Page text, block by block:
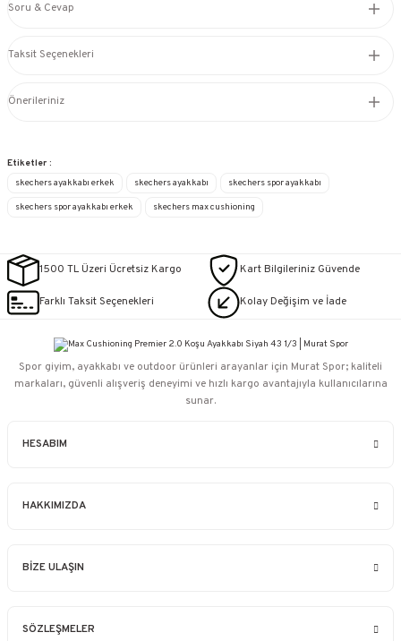
Soru & Cevap
Taksit Seçenekleri
Önerileriniz
Etiketler :
skechers ayakkabı erkek
skechers ayakkabı skechers spor ayakkabı
skechers spor ayakkabı erkek skechers max cushioning
1500 TL Üzeri Ücretsiz Kargo Kart Bilgileriniz Güvende
Farklı Taksit Seçenekleri Kolay Değişim ve İade
HESABIM
HAKKIMIZDA
BİZE ULAŞIN
SÖZLEŞMELER
Spor giyim, ayakkabı ve outdoor ürünleri arayanlar için Murat Spor; kaliteli
markaları, güvenli alışveriş deneyimi ve hızlı kargo avantajıyla kullanıcılarına
sunar.